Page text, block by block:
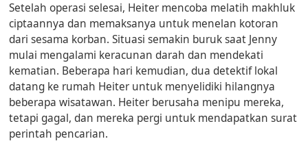
Setelah operasi selesai, Heiter mencoba melatih makhluk
ciptaannya dan memaksanya untuk menelan kotoran
dari sesama korban. Situasi semakin buruk saat Jenny
mulai mengalami keracunan darah dan mendekati
kematian. Beberapa hari kemudian, dua detektif lokal
datang ke rumah Heiter untuk menyelidiki hilangnya
beberapa wisatawan. Heiter berusaha menipu mereka,
tetapi gagal, dan mereka pergi untuk mendapatkan surat
perintah pencarian.